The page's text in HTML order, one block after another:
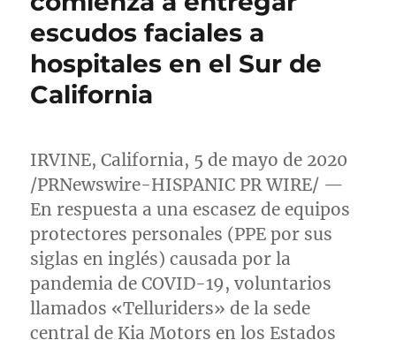
escudos faciales a
hospitales en el Sur de
California
IRVINE, California, 5 de mayo de 2020
/PRNewswire-HISPANIC PR WIRE/ —
En respuesta a una escasez de equipos
protectores personales (PPE por sus
siglas en inglés) causada por la
pandemia de COVID-19, voluntarios
llamados «Telluriders» de la sede
central de Kia Motors en los Estados